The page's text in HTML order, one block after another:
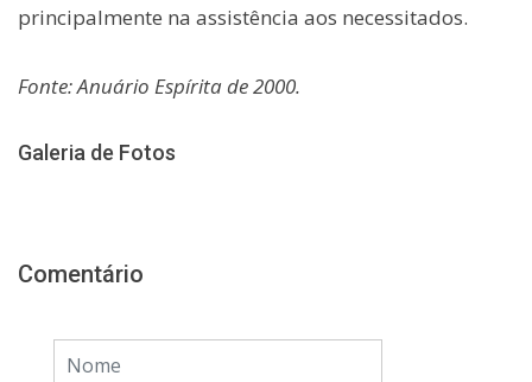
principalmente na assistência aos necessitados.
Fonte: Anuário Espírita de 2000.
Galeria de Fotos
Comentário